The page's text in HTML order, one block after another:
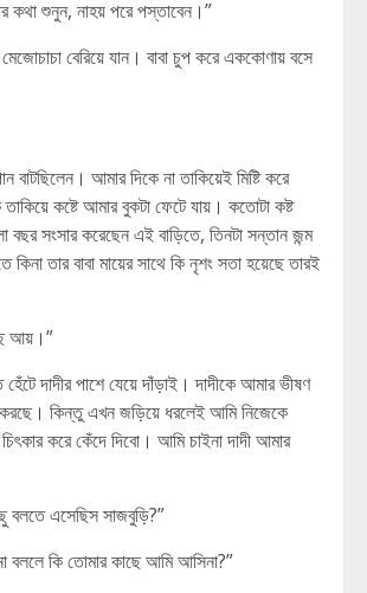
কথা শুনুন, নাহয় পরে পস্তাবেন।”
বেরিয়ে যান। বাবা চুপ করে এককোণায় বসে
বাটছিলেন। আমার দিকে না তাকিয়েই মিষ্টি করে
তাকিয়ে কষ্টে আমার বুকটা ফেটে যায়। কতোটা কষ্ট
বছর সংসার করেছেন এই বাড়িতে, তিনটা সন্তান জন্ম
কিনা তার বাবা মায়ের সাথে কি নৃশং সতা হয়েছে তারই
আয়।”
দাদীর পাশে যেয়ে দাঁড়াই। দাদীকে আমার ভীষণ
কিন্তু এখন জড়িয়ে ধরলেই আমি নিজেকে
করে কেঁদে দিবো। আমি চাইনা দাদী আমার
বলতে এসেছিস সাজবুড়ি?”
বললে কি তোমার কাছে আমি আসিনা?”